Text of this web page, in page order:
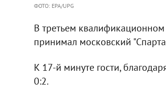
ФОТО: EPA/UPG
В третьем
принимал московский
К 17-й минуте гости,
0:2.